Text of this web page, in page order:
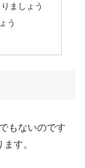
ましょう
う
もないのです
す。